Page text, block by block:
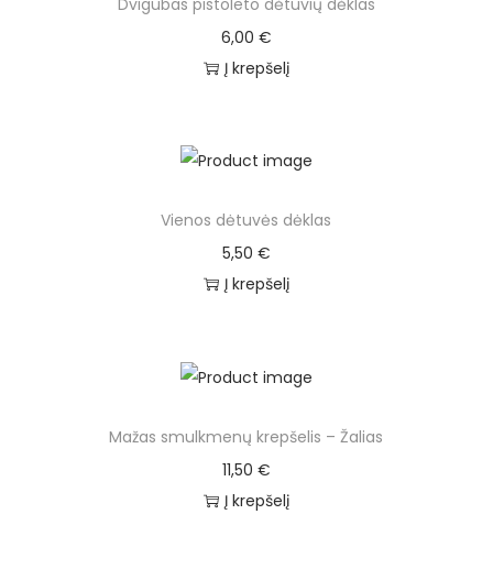
Dvigubas pistoleto dėtuvių dėklas
6,00 €
Į krepšelį
Vienos dėtuvės dėklas
5,50 €
Į krepšelį
Mažas smulkmenų krepšelis – Žalias
11,50 €
Į krepšelį